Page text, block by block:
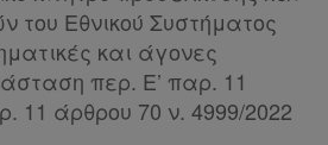
του Εθνικού Συστήματος
και άγονες
περ. Ε’ παρ. 11
11 άρθρου 70 ν. 4999/2022